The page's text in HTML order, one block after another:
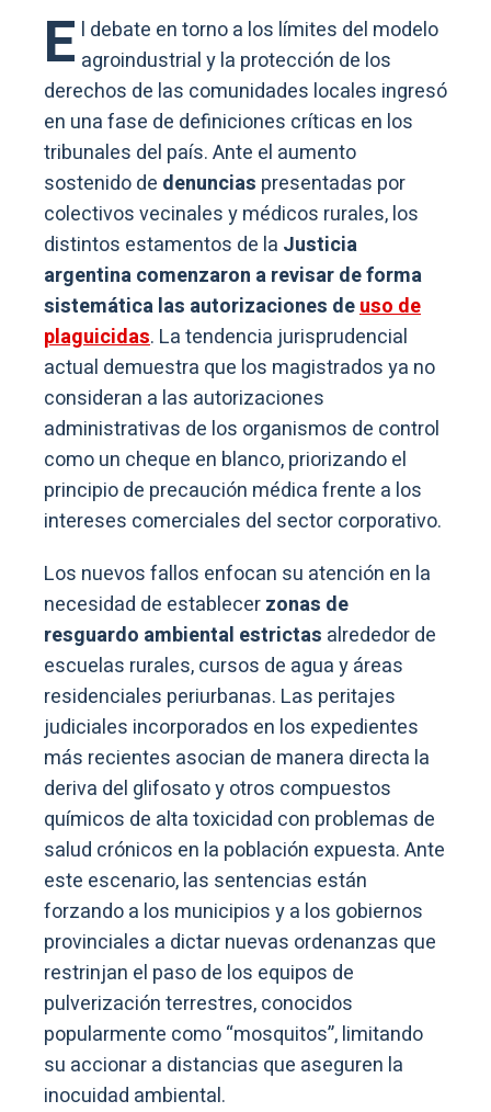
E l debate en torno a los límites del modelo
agroindustrial y la protección de los
derechos de las comunidades locales ingresó
en una fase de definiciones críticas en los
tribunales del país. Ante el aumento
sostenido de denuncias presentadas por
colectivos vecinales y médicos rurales, los
distintos estamentos de la Justicia
argentina comenzaron a revisar de forma
sistemática las autorizaciones deuso de
plaguicidas. La tendencia jurisprudencial
actual demuestra que los magistrados ya no
consideran a las autorizaciones
administrativas de los organismos de control
como un cheque en blanco, priorizando el
principio de precaución médica frente a los
intereses comerciales del sector corporativo.
Los nuevos fallos enfocan su atención en la
necesidad de establecerzonas de
resguardo ambiental estrictas alrededor de
escuelas rurales, cursos de agua y áreas
residenciales periurbanas. Las peritajes
judiciales incorporados en los expedientes
más recientes asocian de manera directa la
deriva del glifosato y otros compuestos
químicos de alta toxicidad con problemas de
salud crónicos en la población expuesta. Ante
este escenario, las sentencias están
forzando a los municipios y a los gobiernos
provinciales a dictar nuevas ordenanzas que
restrinjan el paso de los equipos de
pulverización terrestres, conocidos
popularmente como “mosquitos”, limitando
su accionar a distancias que aseguren la
inocuidad ambiental.